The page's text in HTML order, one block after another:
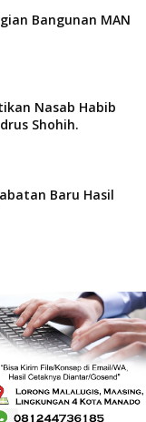
Bangunan MAN
Nasab Habib
Shohih.
Baru Hasil